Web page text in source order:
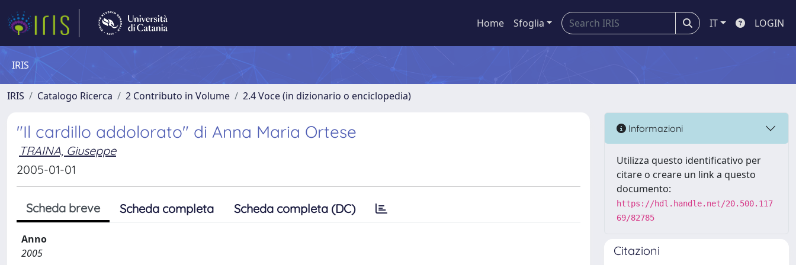
Home Sfoglia IT LOGIN
IRIS
IRIS Catalogo Ricerca 2 Contributo in Volume 2.4 Voce (in dizionario o enciclopedia)
"Il cardillo addolorato" di Anna Maria Ortese
TRAINA, Giuseppe
2005-01-01
Scheda breve Scheda completa Scheda completa (DC)
Anno
2005
Informazioni
Utilizza questo identificativo per
citare o creare un link a questo
documento:
https://hdl.handle.net/20.500.117
69/82785
Citazioni